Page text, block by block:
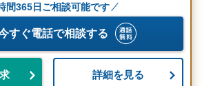
間365日ご相談可能です
すぐ電話で相談する
詳細を見る